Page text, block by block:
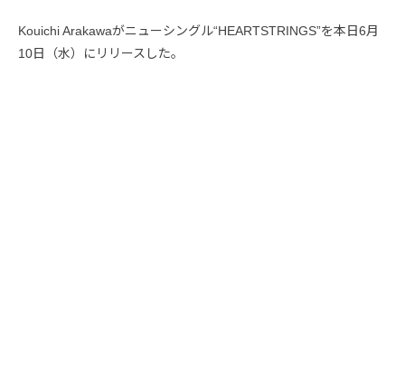
Kouichi Arakawaがニューシングル“HEARTSTRINGS”を本日6月
10日（水）にリリースした。